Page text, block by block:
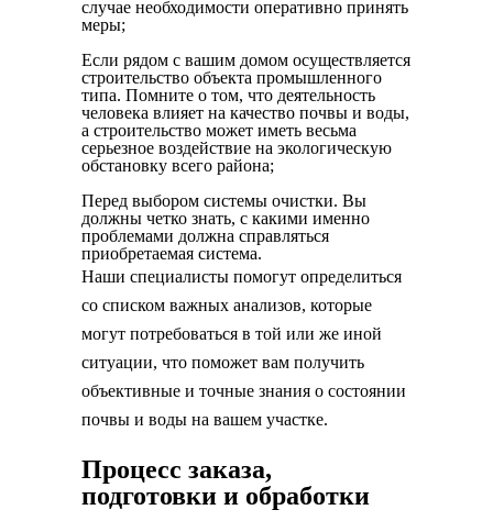
случае необходимости оперативно принять
меры;
Если рядом с вашим домом осуществляется
строительство объекта промышленного
типа. Помните о том, что деятельность
человека влияет на качество почвы и воды,
а строительство может иметь весьма
серьезное воздействие на экологическую
обстановку всего района;
Перед выбором системы очистки. Вы
должны четко знать, с какими именно
проблемами должна справляться
приобретаемая система.
Наши специалисты помогут определиться
со списком важных анализов, которые
могут потребоваться в той или же иной
ситуации, что поможет вам получить
объективные и точные знания о состоянии
почвы и воды на вашем участке.
Процесс заказа,
подготовки и обработки